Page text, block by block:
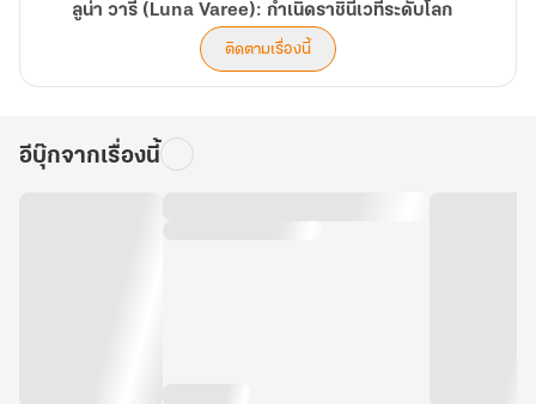
ลูน่า วารี (Luna Varee): กำเนิดราชินีเวทีระดับโลก
ติดตามเรื่องนี้
อีบุ๊กจากเรื่องนี้